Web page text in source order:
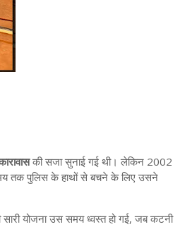
की सजा सुनाई गई थी। लेकिन 2002
तक पुलिस के हाथों से बचने के लिए उसने
योजना उस समय ध्वस्त हो गई, जब कटनी